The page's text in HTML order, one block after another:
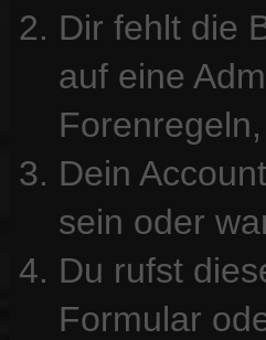
Dir fehlt die
auf eine
Dein
sein oder
Du rufst
Formular